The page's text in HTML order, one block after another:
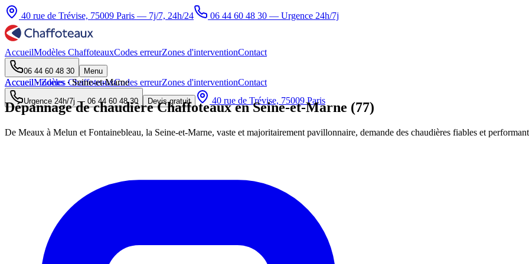
40 rue de Trévise, 75009 Paris — 7j/7, 24h/24 06 44 60 48 30 — Urgence 24h/7j
AccueilModèles ChaffoteauxCodes erreurZones d'interventionContact
06 44 60 48 30 Menu
AccueilModèles ChaffoteauxCodes erreurZones d'interventionContact
Urgence 24h/7j — 06 44 60 48 30 Devis gratuit 40 rue de Trévise, 75009 Paris
Accueil·Zones·Seine-et-Marne
Dépannage de chaudière Chaffoteaux en Seine-et-Marne (77)
De Meaux à Melun et Fontainebleau, la Seine-et-Marne, vaste et majoritairement pavillonnaire, demande des chaudières fiables et